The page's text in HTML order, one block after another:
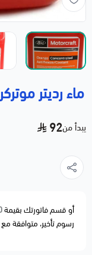
ماء رديتر
يبدأ من92
أو قسم فاتورتك بقيمة
رسوم تأخير، متوافقة